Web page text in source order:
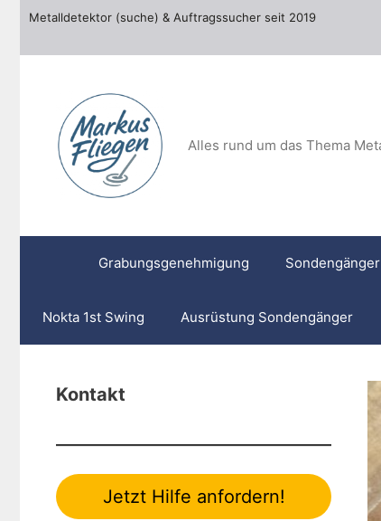
Zum
springen
Metalldetektor (suche) & Auftragssucher seit 2019
Alles rund um das Thema
Grabungsgenehmigung
Nokta 1st Swing Ausrüstung Sondengänger
Kontakt
Jetzt Hilfe anfordern!